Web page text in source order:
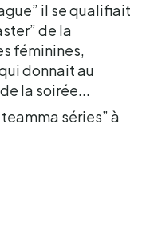
il se qualifiait
de la
féminines,
donnait au
la soirée...
séries” à